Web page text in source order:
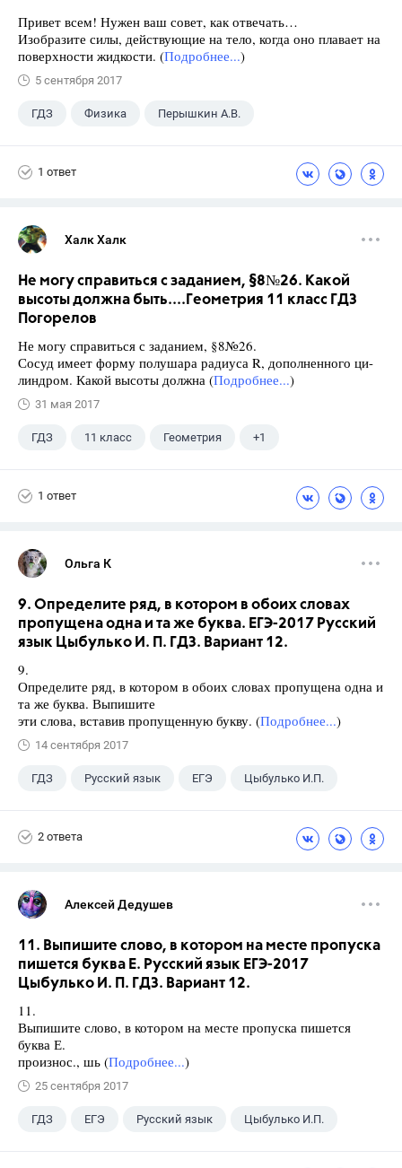
Привет всем! Нужен ваш совет, как отвечать…
Изобразите силы, действующие на тело, когда оно плавает на
поверхности жидкости. (Подробнее...)
5 сентября 2017
ГДЗ Физика Перышкин А.В.
1 ответ
Халк Халк
Не могу справиться с заданием, §8№26. Какой
высоты должна быть....Геометрия 11 класс ГДЗ
Погорелов
Не могу справиться с заданием, §8№26.
Сосуд имеет форму полушара радиуса R, дополненного ци-
линдром. Какой высоты должна (Подробнее...)
31 мая 2017
ГДЗ 11 класс Геометрия +1
1 ответ
Ольга К
9. Определите ряд, в котором в обоих словах
пропущена одна и та же буква. ЕГЭ-2017 Русский
язык Цыбулько И. П. ГДЗ. Вариант 12.
9.
Определите ряд, в котором в обоих словах пропущена одна и
та же буква. Выпишите
эти слова, вставив пропущенную букву. (Подробнее...)
14 сентября 2017
ГДЗ Русский язык ЕГЭ Цыбулько И.П.
2 ответа
Алексей Дедушев
11. Выпишите слово, в котором на месте пропуска
пишется буква Е. Русский язык ЕГЭ-2017
Цыбулько И. П. ГДЗ. Вариант 12.
11.
Выпишите слово, в котором на месте пропуска пишется
буква Е.
произнос., шь (Подробнее...)
25 сентября 2017
ГДЗ ЕГЭ Русский язык Цыбулько И.П.